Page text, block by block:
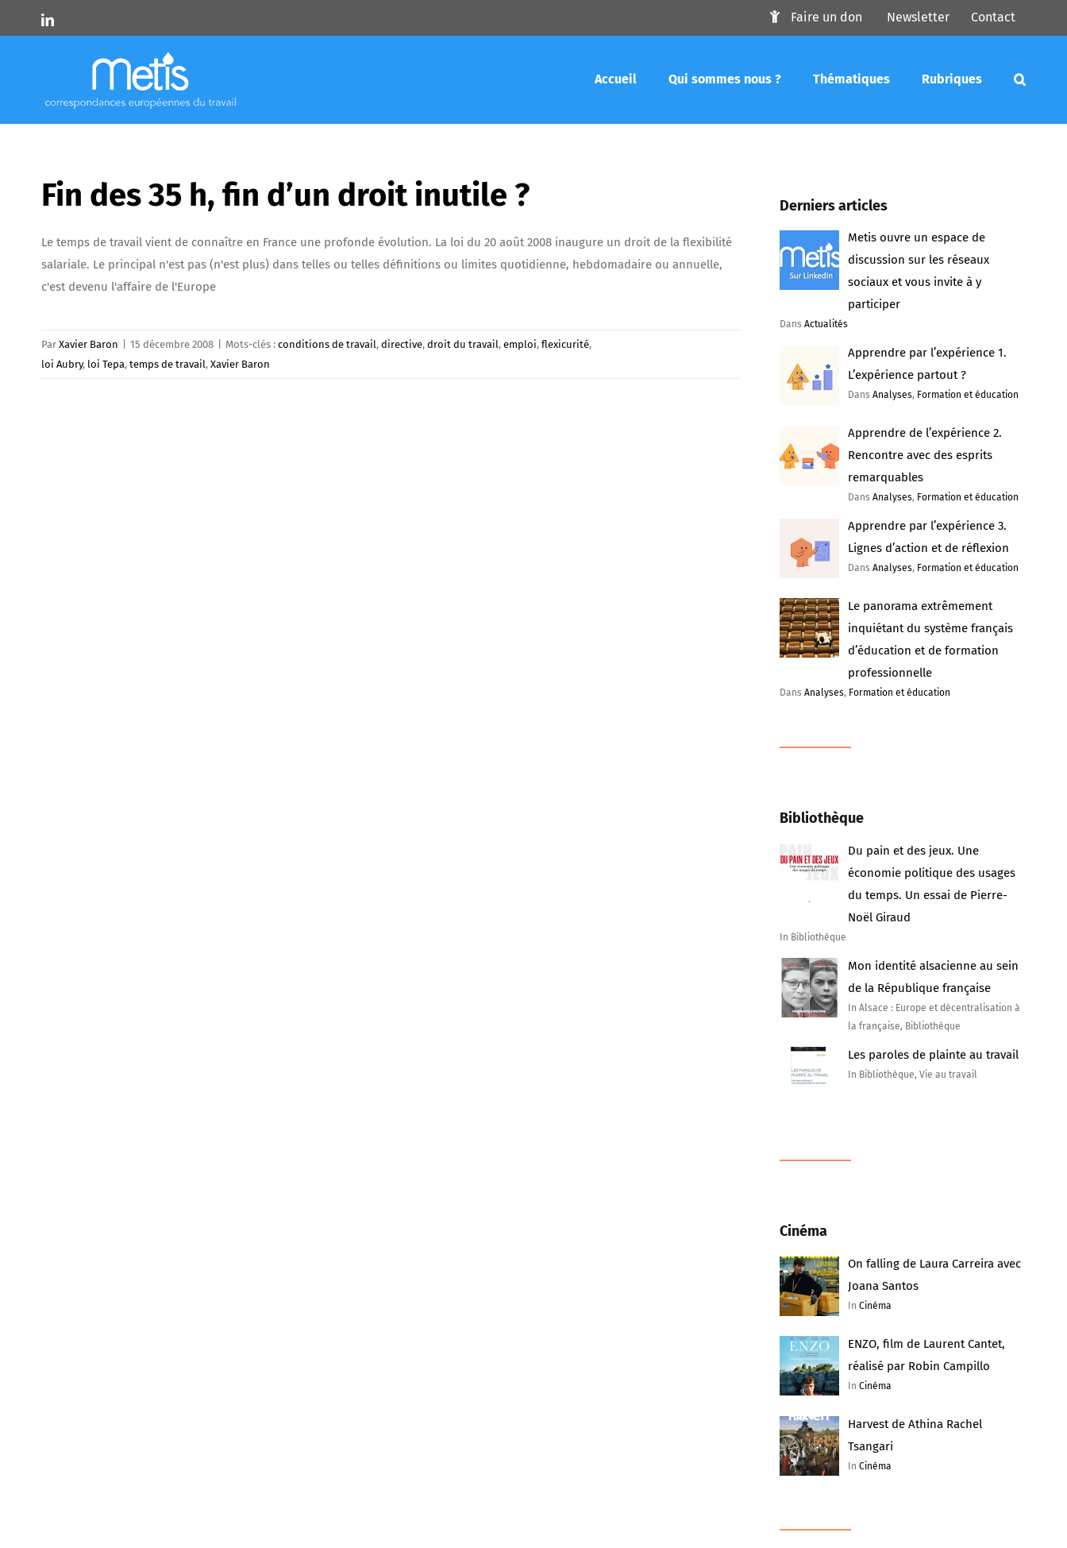
to
LinkedIn Faire un don Newsletter Contact
Accueil Qui sommes nous ? Thématiques Rubriques
Fin des 35 h, fin d’un droit inutile ?
Le temps de travail vient de connaître en France une profonde évolution. La loi du 20 août 2008 inaugure un droit de la flexibilité
salariale. Le principal n'est pas (n'est plus) dans telles ou telles définitions ou limites quotidienne, hebdomadaire ou annuelle,
c'est devenu l'affaire de l'Europe
Par Xavier Baron 15 décembre 2008 Mots-clés : conditions de travail, directive, droit du travail, emploi, flexicurité,
loi Aubry, loi Tepa, temps de travail, Xavier Baron
Derniers articles
Metis ouvre un espace de
discussion sur les réseaux
sociaux et vous invite à y
participer
Dans Actualités
Apprendre par l’expérience 1.
L’expérience partout ?
DansAnalyses, Formation et éducation
Apprendre de l’expérience 2.
Rencontre avec des esprits
remarquables
DansAnalyses, Formation et éducation
Apprendre par l’expérience 3.
Lignes d’action et de réflexion
DansAnalyses, Formation et éducation
Le panorama extrêmement
inquiétant du système français
d’éducation et de formation
professionnelle
Dans Analyses, Formation et éducation
Bibliothèque
Du pain et des jeux. Une
économie politique des usages
du temps. Un essai de Pierre-
Noël Giraud
In Bibliothèque
Mon identité alsacienne au sein
de la République française
In Alsace : Europe et décentralisation à
la française, Bibliothèque
Les paroles de plainte au travail
In Bibliothèque, Vie au travail
Cinéma
On falling de Laura Carreira avec
Joana Santos
InCinéma
ENZO, film de Laurent Cantet,
réalisé par Robin Campillo
InCinéma
Harvest de Athina Rachel
Tsangari
InCinéma